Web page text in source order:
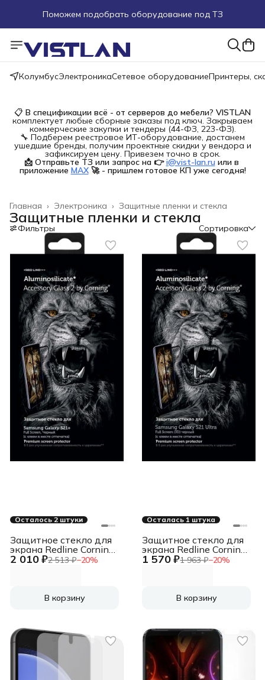
Поможем подобрать оборудование под ТЗ
Пуско-наладочные работы
Пришлите запрос на e-mail или в чат
КолумбусЭлектроникаСетевое оборудованиеПринтеры,
📋 В спецификации всё - от серверов до мебели? VISTLAN
комплектует любые сборные заказы под ключ. Закрываем
коммерческие закупки и тендеры (44-ФЗ, 223-ФЗ).
🔧 Подберем реестровое ИТ-оборудование, достанем
ушедшие бренды, получим проектные скидки у вендора и
зафиксируем цену. Привезем точно в срок.
📩 Отправьте ТЗ или запрос на 👉 i@vist-lan.ru или в
приложение MAX 🚀 - пришлем готовое КП уже сегодня!
Защитные пленки и стекла
Электроника ›
Главная ›
Защитные пленки и стекла
Фильтры Сортировка
Осталось 2 штуки
2 010 ₽2 513 ₽−20%
Защитное стекло для
экрана Redline Corning
черный для Samsung
В корзину
Осталась 1 штука
1 570 ₽1 963 ₽−20%
Защитное стекло для
экрана Redline Corning
черный для Samsung
В корзину